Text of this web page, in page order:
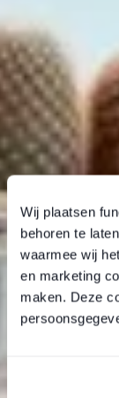
Wij plaatsen
behoren te
waarmee wij
en marketing
maken. Deze